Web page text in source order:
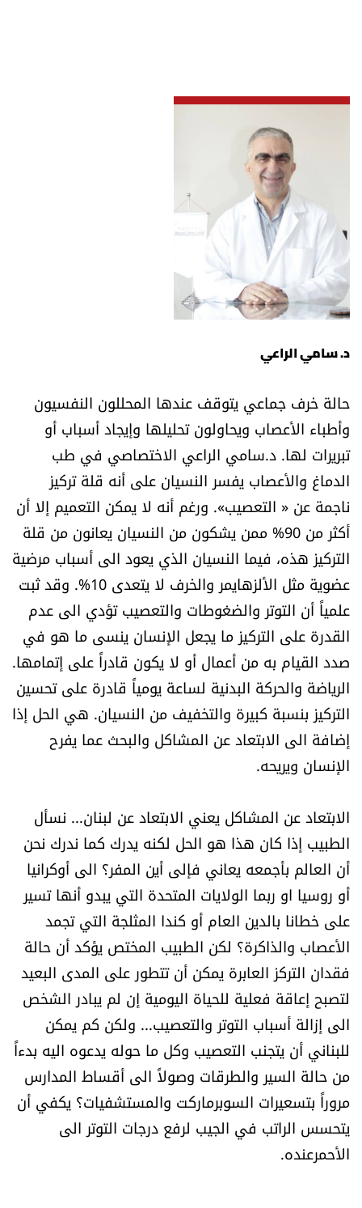
صحّة وصحن
الرياضة
منوّعات
حظّك اليوم
للتاريخ
فيديو
من نحن
للتواصل معنا
شروط الاستخدام
شروط الإشتراك
Digital solutions by
د. سامي الراعي
حالة خرف جماعي يتوقف عندها المحللون النفسيون
وأطباء الأعصاب ويحاولون تحليلها وإيجاد أسباب أو
تبريرات لها. د.سامي الراعي الاختصاصي في طب
الدماغ والأعصاب يفسر النسيان على أنه قلة تركيز
ناجمة عن « التعصيب». ورغم أنه لا يمكن التعميم إلا أن
أكثر من 90% ممن يشكون من النسيان يعانون من قلة
التركيز هذه، فيما النسيان الذي يعود الى أسباب مرضية
عضوية مثل الألزهايمر والخرف لا يتعدى 10%. وقد ثبت
علمياً أن التوتر والضغوطات والتعصيب تؤدي الى عدم
القدرة على التركيز ما يجعل الإنسان ينسى ما هو في
صدد القيام به من أعمال أو لا يكون قادراً على إتمامها.
الرياضة والحركة البدنية لساعة يومياً قادرة على تحسين
التركيز بنسبة كبيرة والتخفيف من النسيان. هي الحل إذا
إضافة الى الابتعاد عن المشاكل والبحث عما يفرح
الإنسان ويريحه.
الابتعاد عن المشاكل يعني الابتعاد عن لبنان... نسأل
الطبيب إذا كان هذا هو الحل لكنه يدرك كما ندرك نحن
أن العالم بأجمعه يعاني فإلى أين المفر؟ الى أوكرانيا
أو روسيا او ربما الولايات المتحدة التي يبدو أنها تسير
على خطانا بالدين العام أو كندا المثلجة التي تجمد
الأعصاب والذاكرة؟ لكن الطبيب المختص يؤكد أن حالة
فقدان التركز العابرة يمكن أن تتطور على المدى البعيد
لتصبح إعاقة فعلية للحياة اليومية إن لم يبادر الشخص
الى إزالة أسباب التوتر والتعصيب... ولكن كم يمكن
للبناني أن يتجنب التعصيب وكل ما حوله يدعوه اليه بدءاً
من حالة السير والطرقات وصولاً الى أقساط المدارس
مروراً بتسعيرات السوبرماركت والمستشفيات؟ يكفي أن
يتحسس الراتب في الجيب لرفع درجات التوتر الى
الأحمرعنده.